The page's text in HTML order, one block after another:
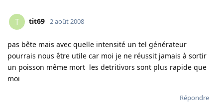
T tit69 2 août 2008
pas bête mais avec quelle intensité un tel générateur
pourrais nous être utile car moi je ne réussit jamais à sortir
un poisson même mort les detritivors sont plus rapide que
moi
Répondre